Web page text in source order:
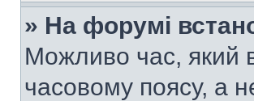
» На форумі
Можливо час, який
часовому поясу, а